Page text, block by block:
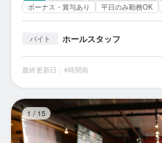
ボーナス・賞与あり
平日のみ勤務OK
バイト ホールスタッフ
最終更新日：4時間前
1 / 15